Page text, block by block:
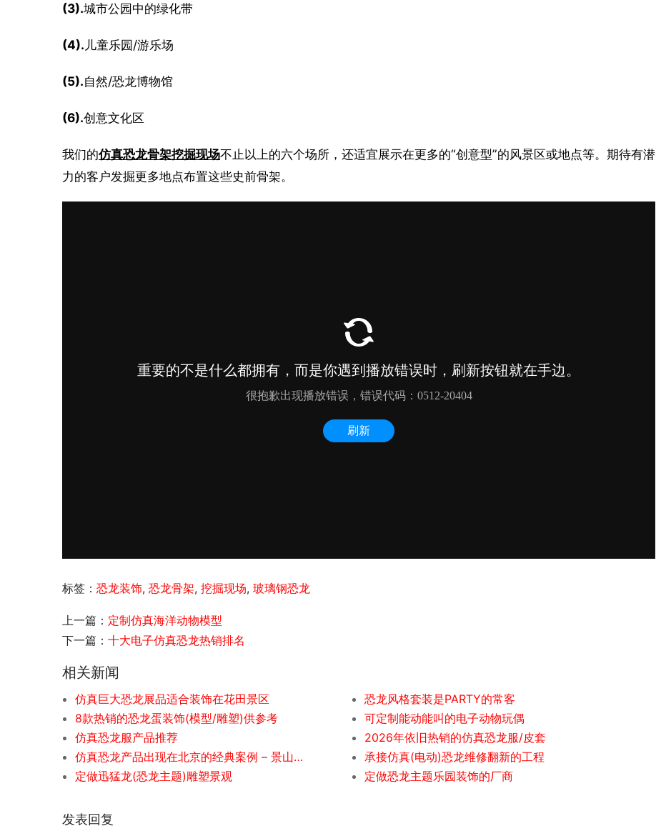
(3).城市公园中的绿化带
(4). 儿童乐园/游乐场
(5).自然/恐龙博物馆
(6).创意文化区
我们的仿真恐龙骨架挖掘现场不止以上的六个场所，还适宜展示在更多的“创意型”的风景区或地点等。期待有潜
力的客户发掘更多地点布置这些史前骨架。
标签： 恐龙装饰, 恐龙骨架, 挖掘现场, 玻璃钢恐龙
上一篇： 定制仿真海洋动物模型
下一篇： 十大电子仿真恐龙热销排名
相关新闻
仿真巨大恐龙展品适合装饰在花田景区
恐龙风格套装是PARTY的常客
8款热销的恐龙蛋装饰(模型/雕塑)供参考
可定制能动能叫的电子动物玩偶
仿真恐龙服产品推荐
2026年依旧热销的仿真恐龙服/皮套
仿真恐龙产品出现在北京的经典案例 – 景山公园
承接仿真(电动)恐龙维修翻新的工程
定做迅猛龙(恐龙主题)雕塑景观
定做恐龙主题乐园装饰的厂商
发表回复